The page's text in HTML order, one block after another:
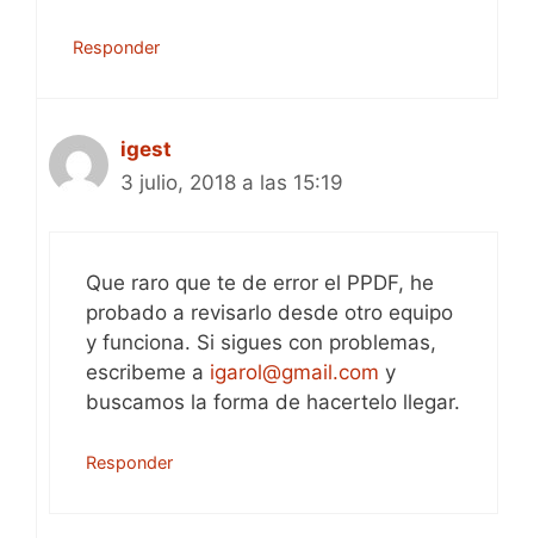
Responder
igest
3 julio, 2018 a las 15:19
Que raro que te de error el PPDF, he
probado a revisarlo desde otro equipo
y funciona. Si sigues con problemas,
escribeme a igarol@gmail.com y
buscamos la forma de hacertelo llegar.
Responder